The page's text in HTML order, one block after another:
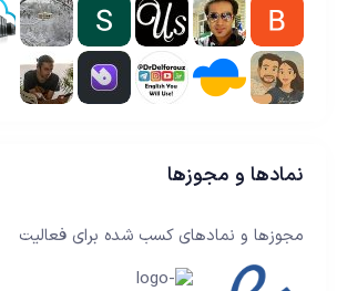
نمادها و مجوزها
مجوزها و نمادهای کسب شده برای فعالیت